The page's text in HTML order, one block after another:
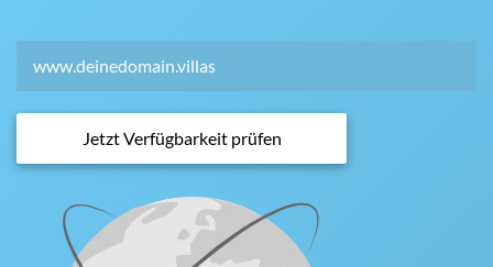
Jetzt Verfügbarkeit prüfen